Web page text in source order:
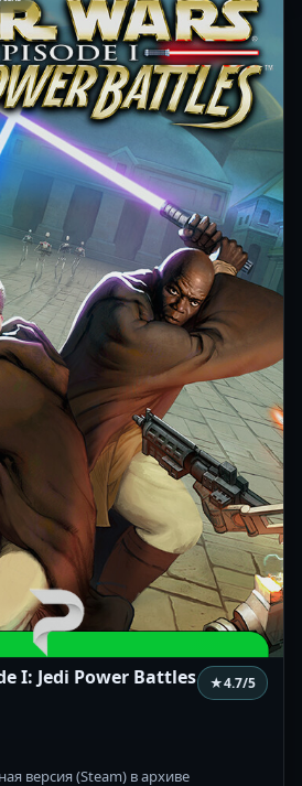
I: Jedi Power Battles
★4.7/5
версия (Steam) в архиве